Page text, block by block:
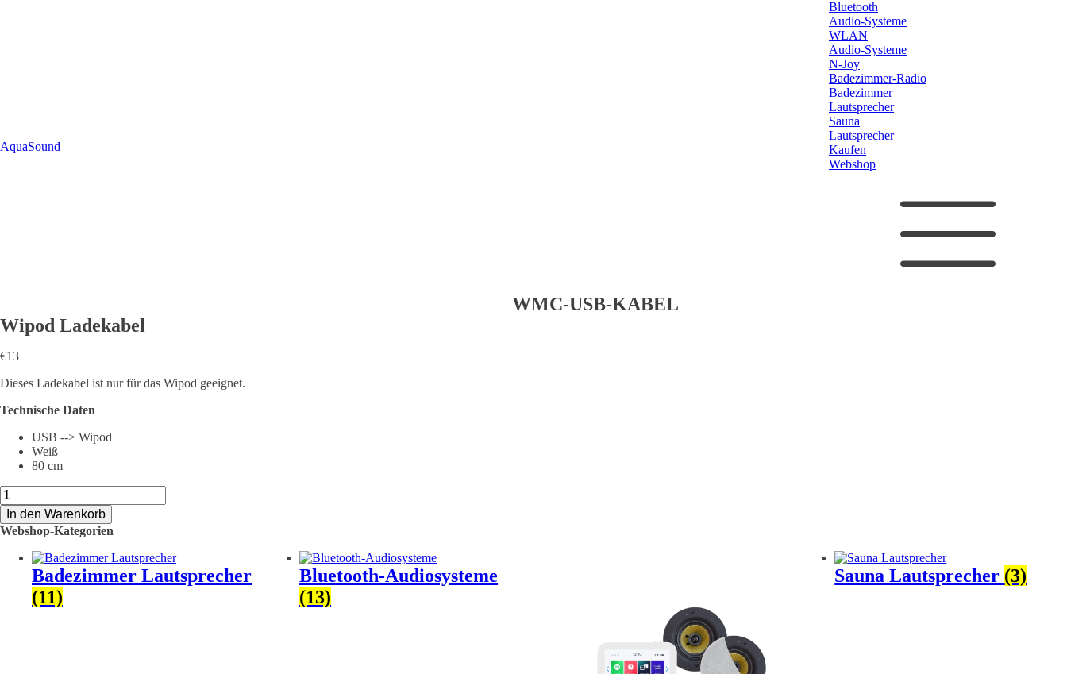
AquaSound
Bluetooth
Audio-Systeme
WLAN
Audio-Systeme
N-Joy
Badezimmer-Radio
Badezimmer
Lautsprecher
Sauna
Lautsprecher
Kaufen
Webshop
WMC-USB-KABEL
Wipod Ladekabel
€13
Dieses Ladekabel ist nur für das Wipod geeignet.
Technische Daten
USB --> Wipod
Weiß
80 cm
WMC-
USB-
KABEL
Wipod
Ladekabel
Menge
In den Warenkorb
Webshop-Kategorien
Badezimmer Lautsprecher
(11)
Bluetooth-Audiosysteme
(13)
Sauna Lautsprecher (3)